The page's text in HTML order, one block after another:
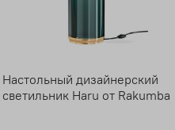
Настольный дизайнерский
светильник Haru от Rakumba